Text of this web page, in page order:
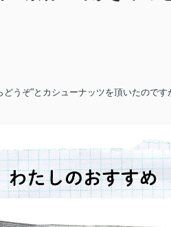
うぞ”とカシューナッツを頂いたので